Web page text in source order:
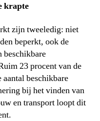
krapte
zijn tweeledig: niet
beperkt, ook de
beschikbare
23 procent van de
aantal beschikbare
bij het vinden van
en transport loopt dit